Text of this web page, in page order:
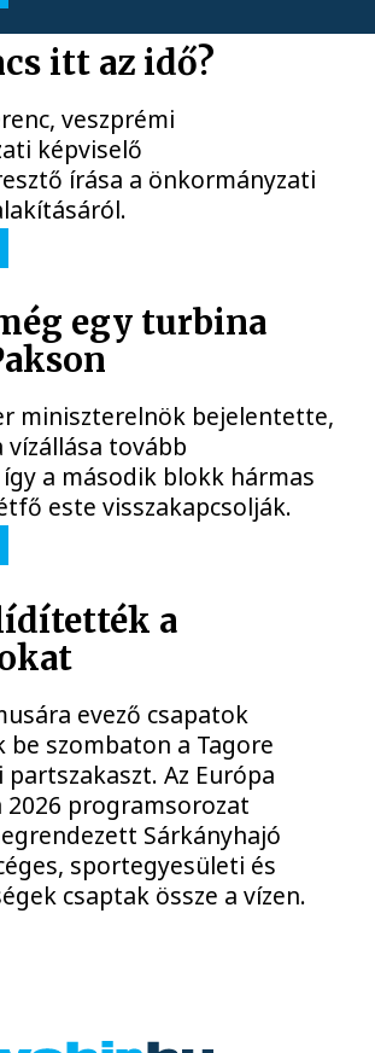
itt az idő?
veszprémi
képviselő
írása a önkormányzati
egy turbina
miniszterelnök bejelentette,
vízállása tovább
a második blokk hármas
este visszakapcsolják.
a
evező csapatok
szombaton a Tagore
Az Európa
programsorozat
Sárkányhajó
sportegyesületi és
csaptak össze a vízen.